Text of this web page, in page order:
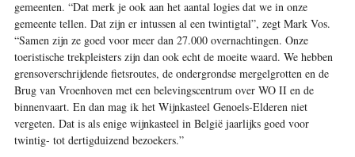
gemeenten. “Dat merk je ook aan het aantal logies dat we in onze
gemeente tellen. Dat zijn er intussen al een twintigtal”, zegt Mark Vos.
“Samen zijn ze goed voor meer dan 27.000 overnachtingen. Onze
toeristische trekpleisters zijn dan ook echt de moeite waard. We hebben
grensoverschrijdende fietsroutes, de ondergrondse mergelgrotten en de
Brug van Vroenhoven met een belevingscentrum over WO II en de
binnenvaart. En dan mag ik het Wijnkasteel Genoels-­Elderen niet
vergeten. Dat is als enige wijnkasteel in België jaarlijks goed voor
twintig- tot dertigduizend bezoekers.”